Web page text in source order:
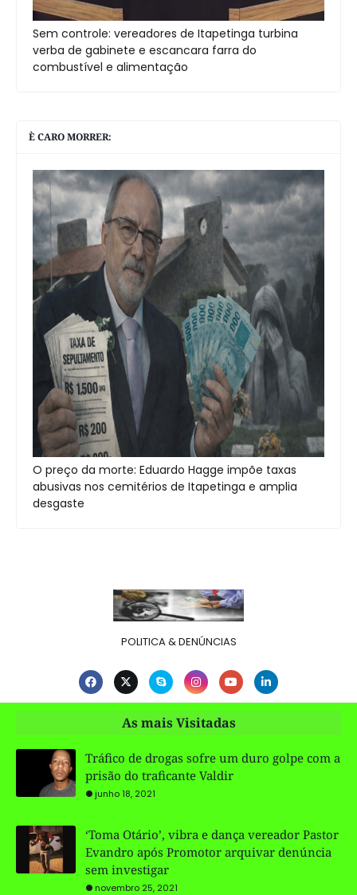
Sem controle: vereadores de Itapetinga turbina
verba de gabinete e escancara farra do
combustível e alimentação
È CARO MORRER:
O preço da morte: Eduardo Hagge impõe taxas
abusivas nos cemitérios de Itapetinga e amplia
desgaste
POLITICA & DENÚNCIAS
As mais Visitadas
Tráfico de drogas sofre um duro golpe com a
prisão do traficante Valdir
junho 18, 2021
‘Toma Otário’, vibra e dança vereador Pastor
Evandro após Promotor arquivar denúncia
sem investigar
novembro 25, 2021